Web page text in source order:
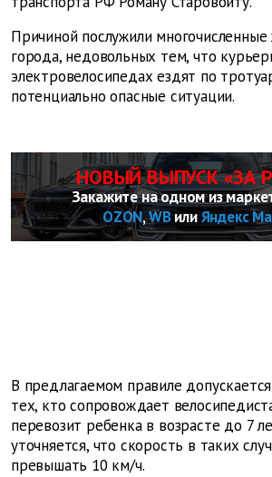
Причиной послужили
города, недовольных тем, что
электровелосипедах ездят по
потенциально опасные ситуации.
НОВЫЙ ВЫПУСК «ЗА
Закажите на одном из
OZON,WBилиЯндекс
В предлагаемом правиле
тех, кто сопровождает
перевозит ребенка в возрасте до 7
уточняется, что скорость в таких
превышать 10 км/ч.